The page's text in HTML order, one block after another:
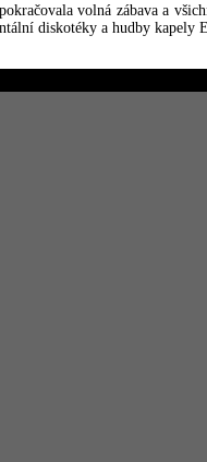
volná zábava a
diskotéky a hudby kapely